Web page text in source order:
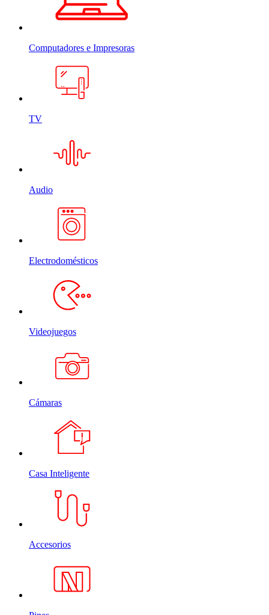
Computadores e Impresoras
TV
Audio
Electrodomésticos
Videojuegos
Cámaras
Casa Inteligente
Accesorios